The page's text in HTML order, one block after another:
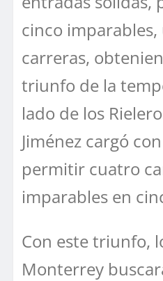
cinco
carreras,
triunfo de la
lado de los
Jiménez cargó
permitir cuatro
imparables en
Con este triunfo,
Monterrey